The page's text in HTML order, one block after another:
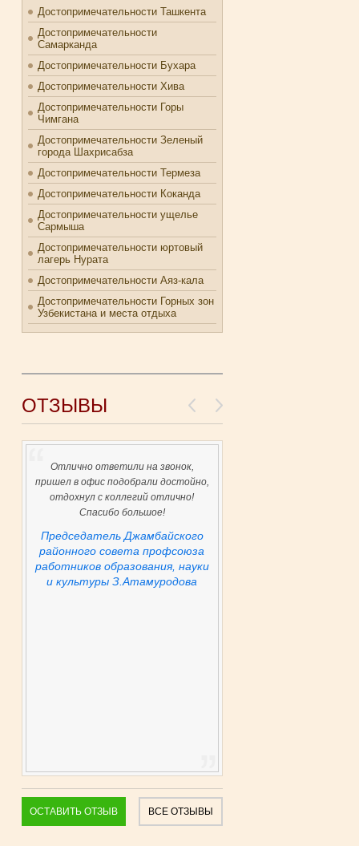
Достопримечательности Ташкента
Достопримечательности
Самарканда
Достопримечательности Бухара
Достопримечательности Хива
Достопримечательности Горы
Чимгана
Достопримечательности Зеленый
города Шахрисабза
Достопримечательности Термеза
Достопримечательности Коканда
Достопримечательности ущелье
Сармыша
Достопримечательности юртовый
лагерь Нурата
Достопримечательности Аяз-кала
Достопримечательности Горных зон
Узбекистана и места отдыха
ОТЗЫВЫ
Отлично ответили на звонок,
пришел в офис подобрали достойно,
отдохнул с коллегий отлично!
Спасибо большое!
Председатель Джамбайского
районного совета профсоюза
работников образования, науки
и культуры З.Атамуродова
ОСТАВИТЬ ОТЗЫВ ВСЕ ОТЗЫВЫ